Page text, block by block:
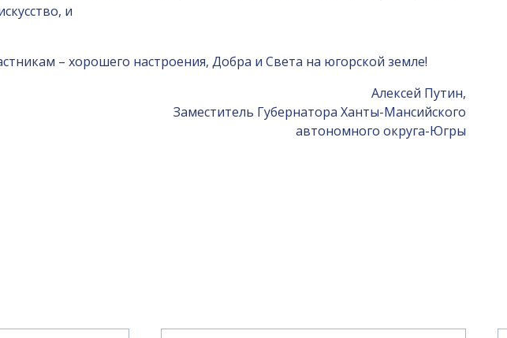
и
– хорошего настроения, Добра и Света на югорской земле!
Алексей Путин,
Заместитель Губернатора Ханты-Мансийского
автономного округа-Югры